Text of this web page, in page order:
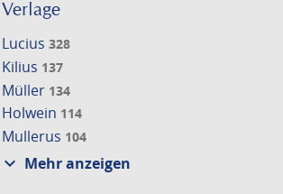
Verlage
Lucius 328
Kilius 137
Müller 134
Holwein 114
Mullerus 104
expand_more Mehr anzeigen